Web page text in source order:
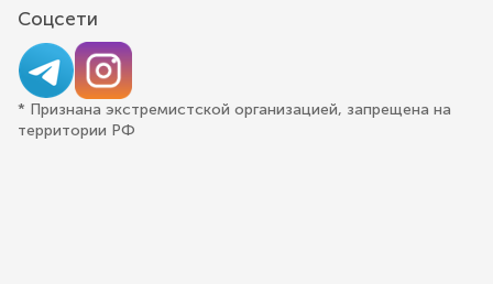
Соцсети
* Признана экстремистской организацией, запрещена на
территории РФ